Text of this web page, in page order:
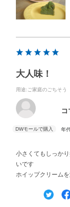
大人味！
用途:ご家庭のごちそう
コ
年
小さくてもしっか
いです
ホイップクリーム